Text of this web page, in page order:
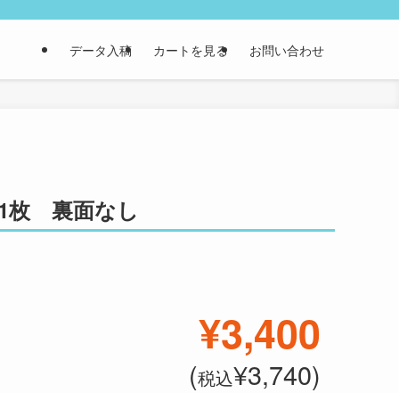
データ入稿 カートを見る お問い合わせ
枚 裏面なし
¥3,400
(税込¥3,740)